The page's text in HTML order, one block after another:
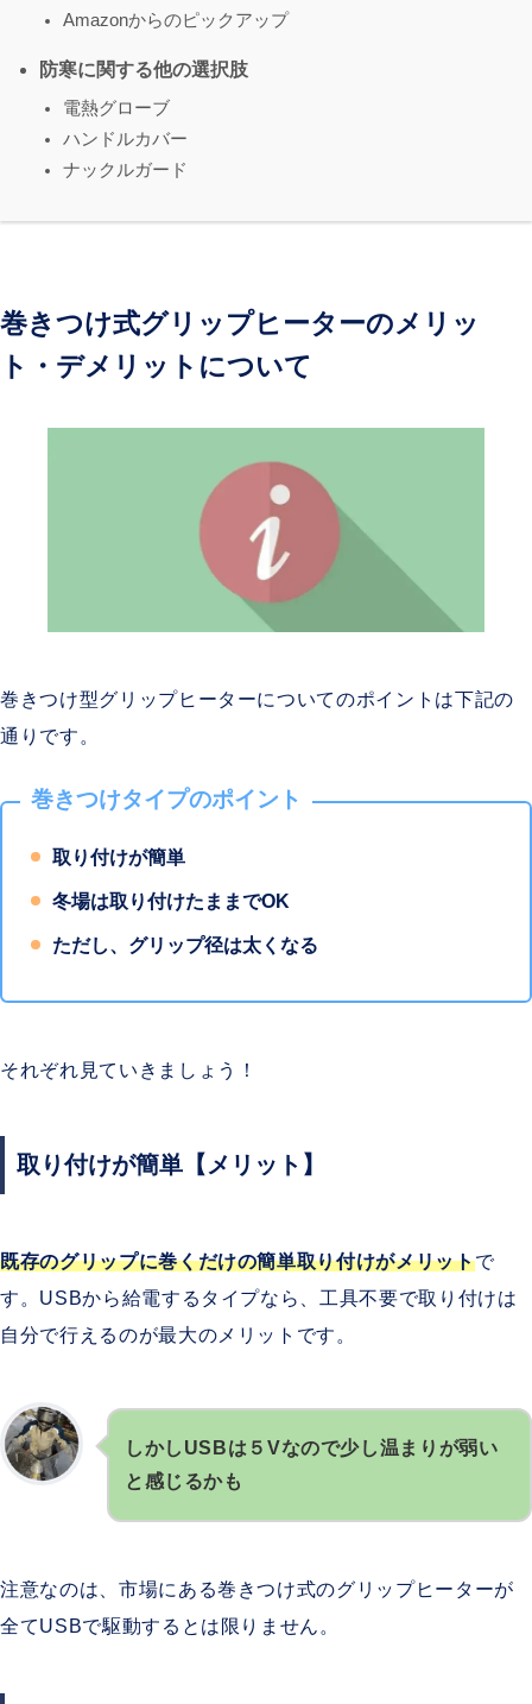
Amazonからのピックアップ
防寒に関する他の選択肢
電熱グローブ
ハンドルカバー
ナックルガード
巻きつけ式グリップヒーターのメリッ
ト・デメリットについて
巻きつけ型グリップヒーターについてのポイントは下記の
通りです。
巻きつけタイプのポイント
取り付けが簡単
冬場は取り付けたままでOK
ただし、グリップ径は太くなる
それぞれ見ていきましょう！
取り付けが簡単【メリット】
既存のグリップに巻くだけの簡単取り付けがメリットで
す。USBから給電するタイプなら、工具不要で取り付けは
自分で行えるのが最大のメリットです。
しかしUSBは５Vなので少し温まりが弱い
と感じるかも
注意なのは、市場にある巻きつけ式のグリップヒーターが
全てUSBで駆動するとは限りません。